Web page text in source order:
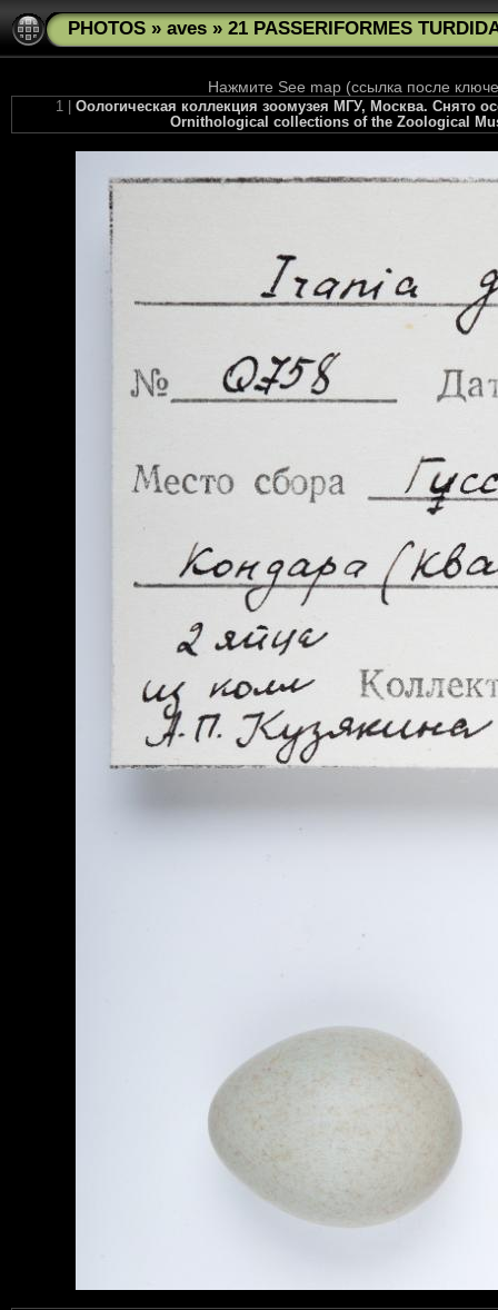
PHOTOS » aves » 21 PASSERIFORMES
Нажмите See map (ссылка после
1 | Оологическая коллекция зоомузея МГУ, Москва. Снято
Ornithological collections of the Zoological